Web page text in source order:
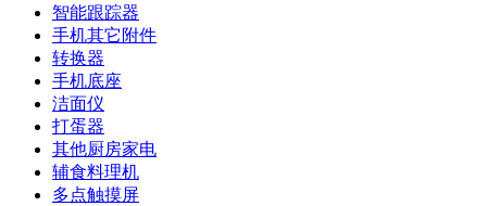
智能跟踪器
手机其它附件
转换器
手机底座
洁面仪
打蛋器
其他厨房家电
辅食料理机
多点触摸屏